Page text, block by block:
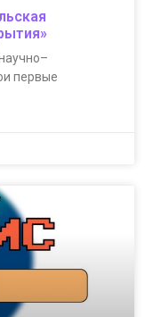
первые